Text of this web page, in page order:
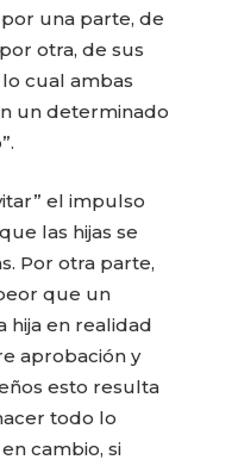
una parte, de
otra, de sus
cual ambas
un determinado
el impulso
las hijas se
Por otra parte,
que un
hija en realidad
aprobación y
esto resulta
todo lo
cambio, si